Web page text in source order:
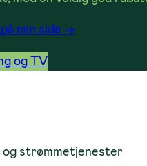
min side ->
og TV
og strømmetjenester